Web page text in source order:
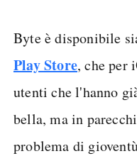
Byte è disponibile
Play Store, che per
utenti che l'hanno
bella, ma in
problema di